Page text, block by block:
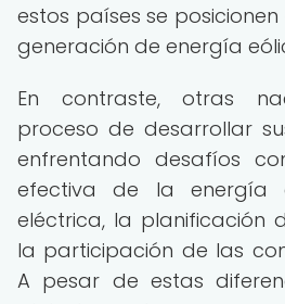
estos países se
generación de energía
En contraste, otras
proceso de desarrollar
enfrentando desafíos
efectiva de la energía
eléctrica, la planificación
la participación de las
A pesar de estas